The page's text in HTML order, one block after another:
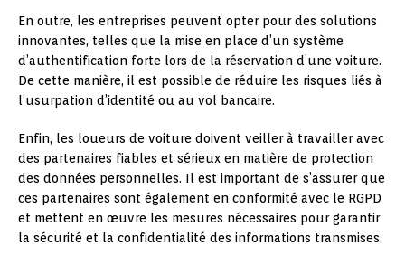
En outre, les entreprises peuvent opter pour des solutions
innovantes, telles que la mise en place d’un système
d’authentification forte lors de la réservation d’une voiture.
De cette manière, il est possible de réduire les risques liés à
l’usurpation d’identité ou au vol bancaire.
Enfin, les loueurs de voiture doivent veiller à travailler avec
des partenaires fiables et sérieux en matière de protection
des données personnelles. Il est important de s’assurer que
ces partenaires sont également en conformité avec le RGPD
et mettent en œuvre les mesures nécessaires pour garantir
la sécurité et la confidentialité des informations transmises.